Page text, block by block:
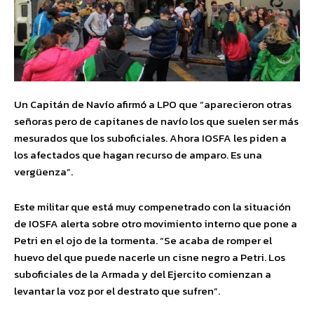
Un Capitán de Navío afirmó a LPO que “aparecieron otras
señoras pero de capitanes de navío los que suelen ser más
mesurados que los suboficiales. Ahora IOSFA les piden a
los afectados que hagan recurso de amparo. Es una
vergüenza”.
Este militar que está muy compenetrado con la situación
de IOSFA alerta sobre otro movimiento interno que pone a
Petri en el ojo de la tormenta. “Se acaba de romper el
huevo del que puede nacerle un cisne negro a Petri. Los
suboficiales de la Armada y del Ejercito comienzan a
levantar la voz por el destrato que sufren”.